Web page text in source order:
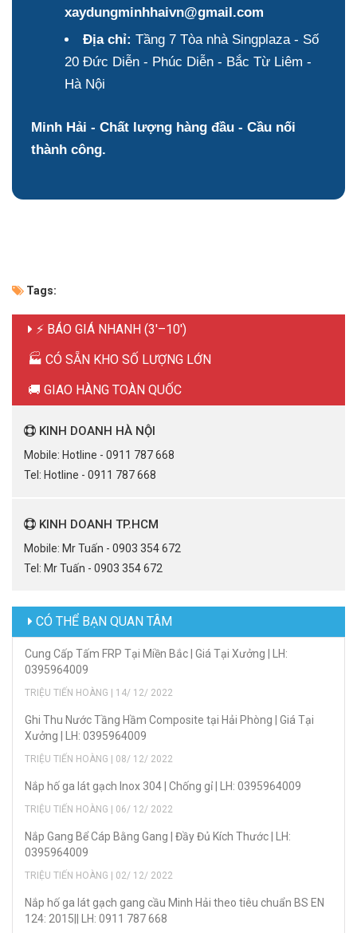
xaydungminhhaivn@gmail.com
Địa chỉ: Tầng 7 Tòa nhà Singplaza - Số
20 Đức Diễn - Phúc Diễn - Bắc Từ Liêm -
Hà Nội
Minh Hải - Chất lượng hàng đầu - Cầu nối
thành công.
Tags:
⚡ BÁO GIÁ NHANH (3'–10')
🏭 CÓ SẴN KHO SỐ LƯỢNG LỚN
🚚 GIAO HÀNG TOÀN QUỐC
KINH DOANH HÀ NỘI
Mobile: Hotline - 0911 787 668
Tel: Hotline - 0911 787 668
KINH DOANH TP.HCM
Mobile: Mr Tuấn - 0903 354 672
Tel: Mr Tuấn - 0903 354 672
CÓ THỂ BẠN QUAN TÂM
Cung Cấp Tấm FRP Tại Miền Bắc | Giá Tại Xưởng | LH:
0395964009
TRIỆU TIẾN HOÀNG | 14/ 12/ 2022
Ghi Thu Nước Tầng Hầm Composite tại Hải Phòng | Giá Tại
Xưởng | LH: 0395964009
TRIỆU TIẾN HOÀNG | 08/ 12/ 2022
Nắp hố ga lát gạch Inox 304 | Chống gỉ | LH: 0395964009
TRIỆU TIẾN HOÀNG | 06/ 12/ 2022
Nắp Gang Bể Cáp Bằng Gang | Đầy Đủ Kích Thước | LH:
0395964009
TRIỆU TIẾN HOÀNG | 02/ 12/ 2022
Nắp hố ga lát gạch gang cầu Minh Hải theo tiêu chuẩn BS EN
124: 2015|| LH: 0911 787 668